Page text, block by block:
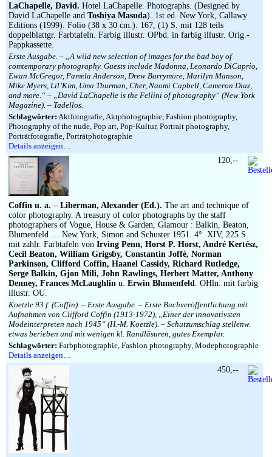
LaChapelle, David. Hotel LaChapelle. Photographs. (Designed by
David LaChapelle and Toshiya Masuda). 1st ed. New York, Callawy
Editions (1999). Folio (38 x 30 cm.). 167, (1) S. mit 128 teils
doppelblattgr. Farbtafeln. Farbig illustr. OPbd. in farbig illustr. Orig.-
Pappkassette.
Erste Ausgabe. – „A wild new selection of images for the bad boy of
comtemporary photography. Guests include Madonna, Leonardo DiCaprio,
Ewan McGregor, Pamela Anderson, Drew Barrymore, Marilyn Manson,
Mike Myers, Lil’Kim, Uma Thurman, Cher, Naomi Capbell, Cameron Diaz,
and more.“ – „David LaChapelle is the Fellini of photography“ (New York
Magazine). – Tadellos.
Schlagwörter: Aktfotografie, Aktphotographie, Fashion photography,
Photography of the nude, Pop art, Pop-Kultur, Portrait photography,
Porträtfotografie, Porträtphotographie
Details anzeigen…
Coffin u. a. – Liberman, Alexander (Ed.). The art and technique of
color photography. A treasury of color photographs by the staff
photographers of Vogue, House & Garden, Glamour : Balkin, Beaton,
Blumenfeld … New York, Simon and Schuster 1951. 4°. XIV, 225 S.
mit zahlr. Farbtafeln von Irving Penn, Horst P. Horst, André Kertész,
Cecil Beaton, William Grigsby, Constantin Joffé, Norman
Parkinson, Clifford Coffin, Haanel Cassidy, Richard Rutledge,
Serge Balkin, Gjon Mili, John Rawlings, Herbert Matter, Anthony
Denney, Frances McLaughlin u. Erwin Blumenfeld. OHln. mit farbig
illustr. OU.
Koetzle 93 f. (Coffin). – Erste Ausgabe. – Erste Buchveröffentlichung mit
Aufnahmen von Clifford Coffin (1913-1972), „Einer der innovativsten
Modeinterpreten nach 1945“ (H.-M. Koetzle). – Schutzumschlag stellenw.
etwas berieben und mit wenigen kl. Randläsuren, gutes Exemplar.
Schlagwörter: Farbphotographie, Fashion photography, Modephotographie
Details anzeigen…
120,--
450,--